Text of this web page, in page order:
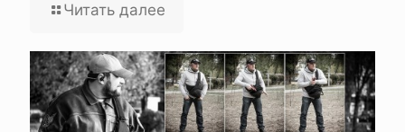
Читать далее